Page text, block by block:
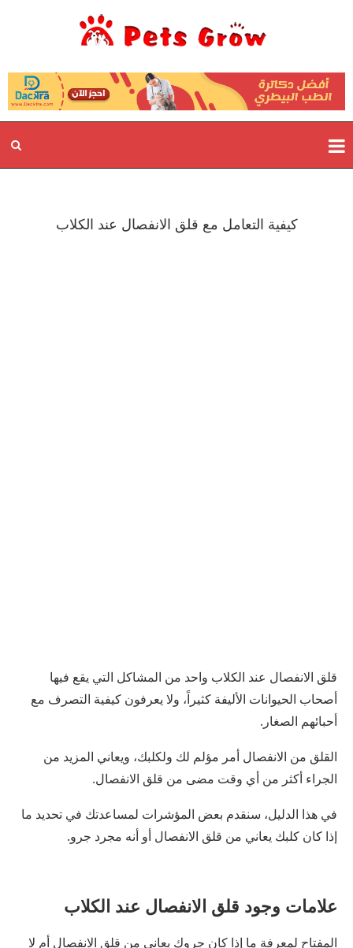
كيفية التعامل مع قلق الانفصال عند الكلاب
قلق الانفصال عند الكلاب واحد من المشاكل التي يقع فيها
أصحاب الحيوانات الأليفة كثيراً، ولا يعرفون كيفية التصرف مع
أحبائهم الصغار.
القلق من الانفصال أمر مؤلم لك ولكلبك، ويعاني المزيد من
الجراء أكثر من أي وقت مضى من قلق الانفصال.
في هذا الدليل، سنقدم بعض المؤشرات لمساعدتك في تحديد ما
إذا كان كلبك يعاني من قلق الانفصال أو أنه مجرد جرو.
علامات وجود قلق الانفصال عند الكلاب
المفتاح لمعرفة ما إذا كان جروك يعاني من قلق الانفصال أم لا